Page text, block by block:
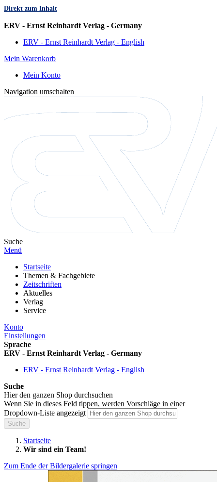
Direkt zum Inhalt
ERV - Ernst Reinhardt Verlag - Germany
ERV - Ernst Reinhardt Verlag - English
Mein Warenkorb
Mein Konto
Navigation umschalten
Suche
Menü
Startseite
Themen & Fachgebiete
Zeitschriften
Aktuelles
Verlag
Service
Konto
Einstellungen
Sprache
ERV - Ernst Reinhardt Verlag - Germany
ERV - Ernst Reinhardt Verlag - English
Suche
Hier den ganzen Shop durchsuchen
Wenn Sie in dieses Feld tippen, werden Vorschläge in einer
Dropdown-Liste angezeigt
Suche
Startseite
Wir sind ein Team!
Zum Ende der Bildergalerie springen